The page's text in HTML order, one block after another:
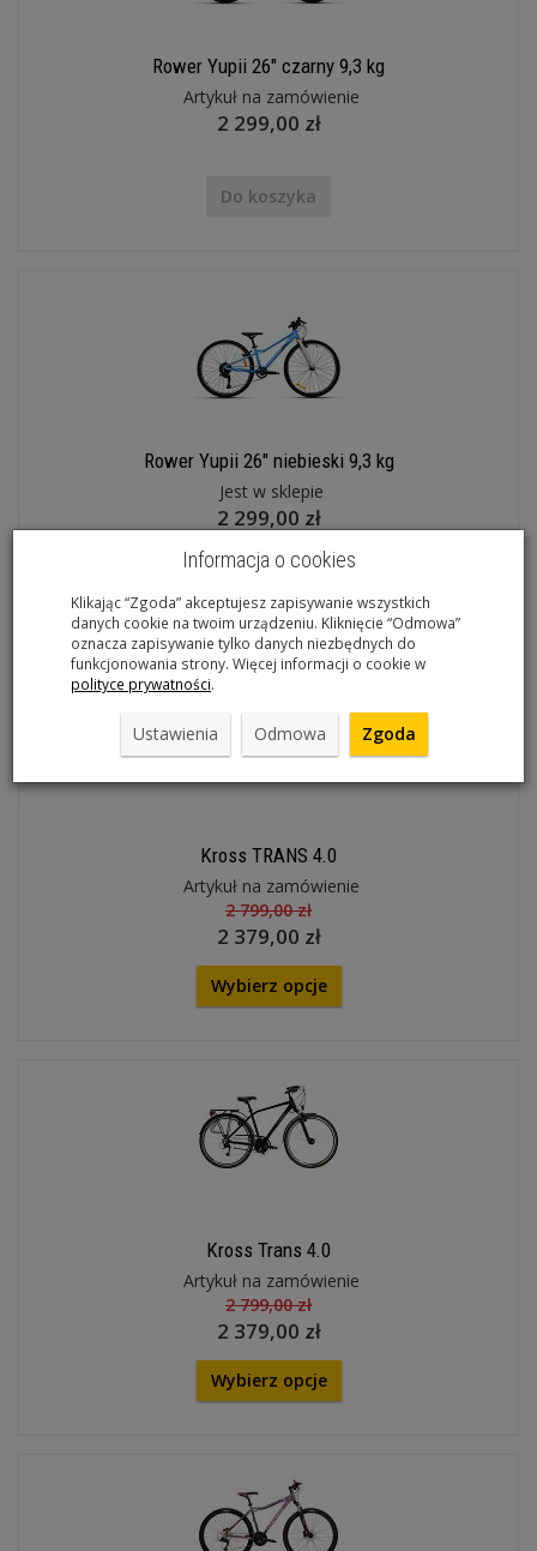
Rower Yupii 26" czarny 9,3 kg
Artykuł na zamówienie
2 299,00 zł
Do koszyka
Rower Yupii 26" niebieski 9,3 kg
Jest w sklepie
2 299,00 zł
Kross TRANS 4.0
Artykuł na zamówienie
2 799,00 zł
2 379,00 zł
Wybierz opcje
Kross Trans 4.0
Artykuł na zamówienie
2 799,00 zł
2 379,00 zł
Wybierz opcje
Informacja o cookies
Klikając “Zgoda” akceptujesz zapisywanie wszystkich
danych cookie na twoim urządzeniu. Kliknięcie “Odmowa”
oznacza zapisywanie tylko danych niezbędnych do
funkcjonowania strony. Więcej informacji o cookie w
polityce prywatności.
Ustawienia Odmowa Zgoda